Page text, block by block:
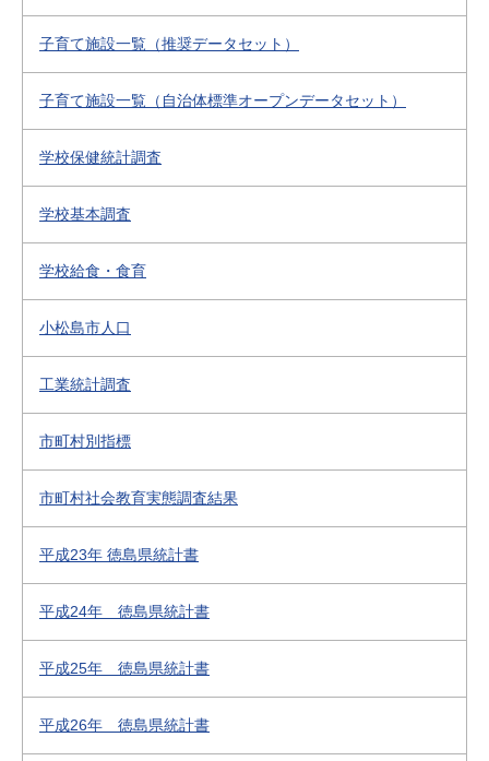
子育て施設一覧（推奨データセット）
子育て施設一覧（自治体標準オープンデータセット）
学校保健統計調査
学校基本調査
学校給食・食育
小松島市人口
工業統計調査
市町村別指標
市町村社会教育実態調査結果
平成23年 徳島県統計書
平成24年 徳島県統計書
平成25年 徳島県統計書
平成26年 徳島県統計書